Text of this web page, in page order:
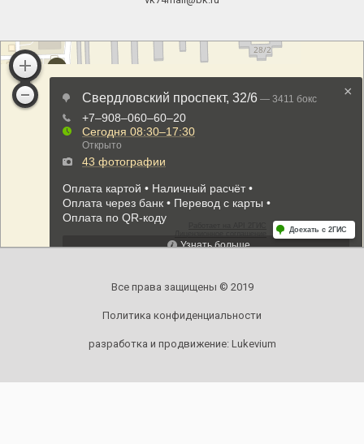
Все права защищены © 2019
Политика конфиденциальности
разработка и продвижение: Lukevium